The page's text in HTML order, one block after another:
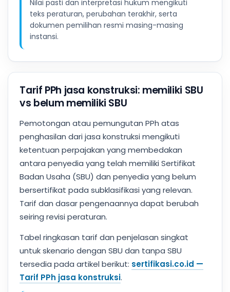
Nilai pasti dan interpretasi hukum mengikuti
teks peraturan, perubahan terakhir, serta
dokumen pemilihan resmi masing-masing
instansi.
Tarif PPh jasa konstruksi: memiliki SBU
vs belum memiliki SBU
Pemotongan atau pemungutan PPh atas
penghasilan dari jasa konstruksi mengikuti
ketentuan perpajakan yang membedakan
antara penyedia yang telah memiliki Sertifikat
Badan Usaha (SBU) dan penyedia yang belum
bersertifikat pada subklasifikasi yang relevan.
Tarif dan dasar pengenaannya dapat berubah
seiring revisi peraturan.
Tabel ringkasan tarif dan penjelasan singkat
untuk skenario dengan SBU dan tanpa SBU
tersedia pada artikel berikut: sertifikasi.co.id —
Tarif PPh jasa konstruksi.